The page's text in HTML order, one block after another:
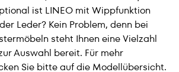
ist LINEO mit Wippfunktion
Leder? Kein Problem, denn bei
steht Ihnen eine Vielzahl
Auswahl bereit. Für mehr
Sie bitte auf die Modellübersicht.